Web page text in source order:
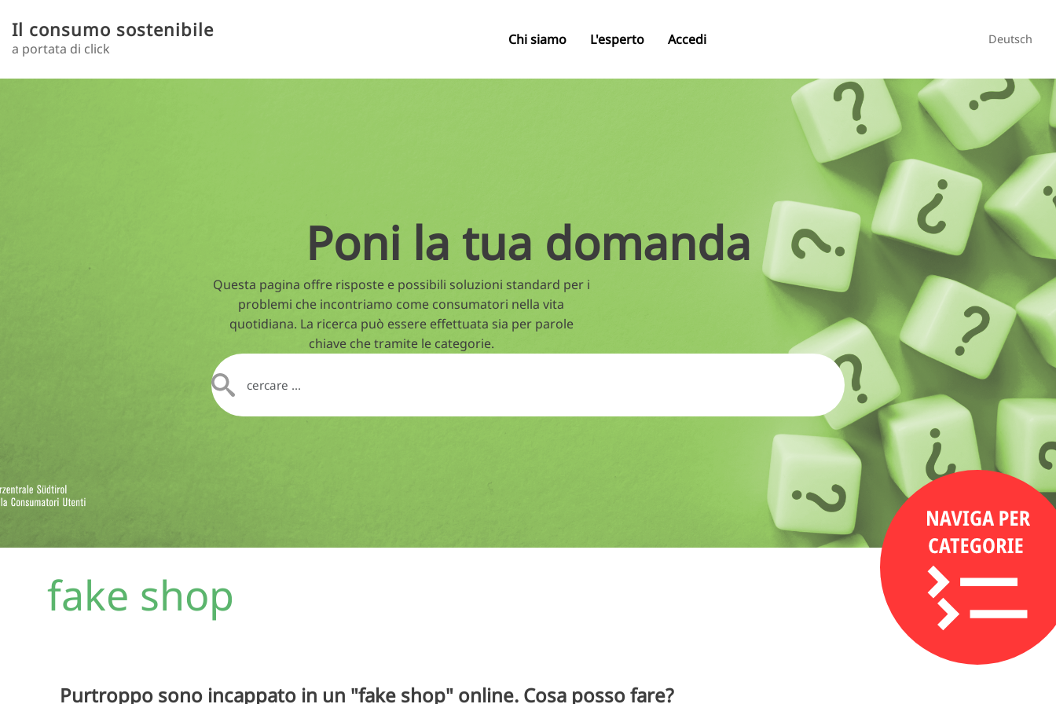
Il consumo sostenibile
a portata di click
Chi siamo L'esperto Accedi Deutsch
Poni la tua domanda
Questa pagina offre risposte e possibili soluzioni standard per i
problemi che incontriamo come consumatori nella vita
quotidiana. La ricerca può essere effettuata sia per parole
chiave che tramite le categorie.
fake shop
Purtroppo sono incappato in un "fake shop" online. Cosa posso fare?